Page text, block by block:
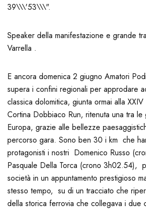
39\\\'53\\\".
Speaker della manifestazione e grande
Varrella .
E ancora domenica 2 giugno Amatori
supera i confini regionali per approdare
classica dolomitica, giunta ormai alla
Cortina Dobbiaco Run, ritenuta una tra
Europa, grazie alle bellezze
percorso gara. Sono ben 30 i km che
protagonisti i nostri Domenico Russo
Pasquale Della Torca (crono 3h02.54),
società in un appuntamento prestigioso
stesso tempo, su di un tracciato che
della storica ferrovia che collegava i due